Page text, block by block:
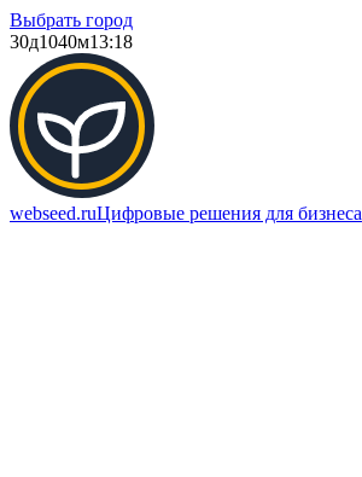
Выбрать город
30д1040м13:18
webseed.ruЦифровые решения для бизнеса